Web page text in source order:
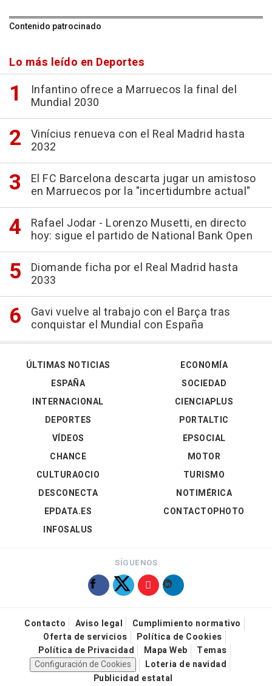
Contenido patrocinado
Lo más leído en Deportes
Infantino ofrece a Marruecos la final del
Mundial 2030
Vinícius renueva con el Real Madrid hasta
2032
El FC Barcelona descarta jugar un amistoso
en Marruecos por la "incertidumbre actual"
Rafael Jodar - Lorenzo Musetti, en directo
hoy: sigue el partido de National Bank Open
Diomande ficha por el Real Madrid hasta
2033
Gavi vuelve al trabajo con el Barça tras
conquistar el Mundial con España
ÚLTIMAS NOTICIAS
ESPAÑA
INTERNACIONAL
DEPORTES
VÍDEOS
ECONOMÍA
SOCIEDAD
CIENCIAPLUS
PORTALTIC
EPSOCIAL
CHANCE
CULTURAOCIO
DESCONECTA
EPDATA.ES
INFOSALUS
MOTOR
TURISMO
NOTIMÉRICA
CONTACTOPHOTO
SÍGUENOS
Contacto Aviso legal
Cumplimiento normativo
Oferta de servicios
Política de Cookies
Política de Privacidad
Mapa Web
Temas
Configuración de Cookies
Loteria de navidad
Publicidad estatal